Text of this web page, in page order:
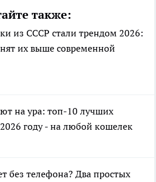
также:
из СССР стали трендом 2026:
их выше современной
на ура: топ-10 лучших
году - на любой кошелек
без телефона? Два простых